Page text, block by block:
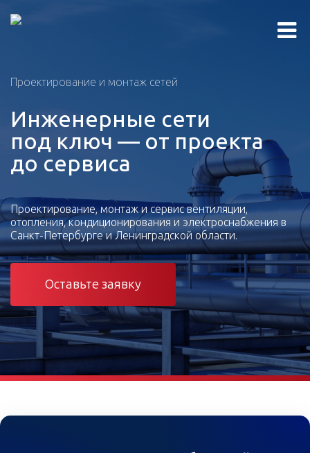
Проектирование и монтаж сетей
Инженерные сети
под ключ — от проекта
до сервиса
Проектирование, монтаж и сервис вентиляции,
отопления, кондиционирования и электроснабжения в
Санкт-Петербурге и Ленинградской области.
Оставьте заявку